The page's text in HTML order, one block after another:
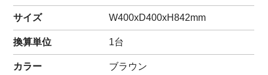
サイズ W400xD400xH842mm
換算単位 1台
カラー ブラウン